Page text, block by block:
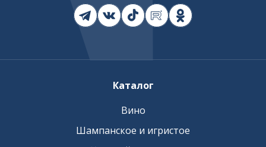
Каталог
Вино
Шампанское и игристое